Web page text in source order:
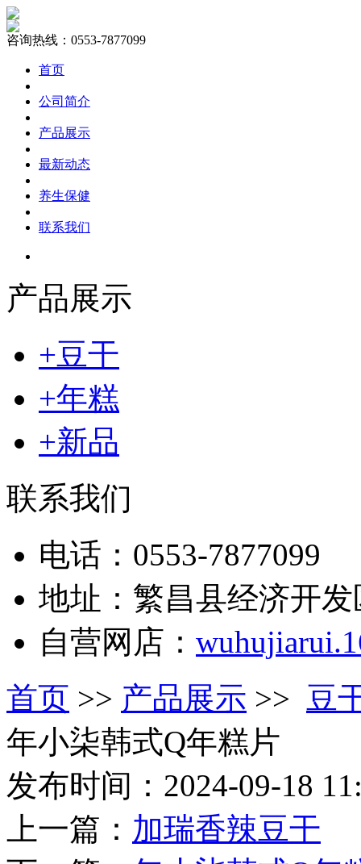
咨询热线：0553-7877099
首页
公司简介
产品展示
最新动态
养生保健
联系我们
产品展示
+豆干
+年糕
+新品
联系我们
电话：0553-7877099
地址：繁昌县经济开发
自营网店：
首页 >> 产品展示 >> 豆
年小柒韩式Q年糕片
发布时间：2024-09-18
上一篇： 加瑞香辣豆干